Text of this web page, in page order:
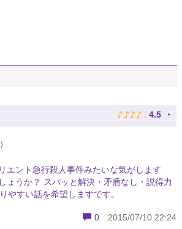
♪ ♪ ♪ ♪ ♪ 4.5
エント急行殺人事件みたいな気がします
ょうか？ スパッと解決・矛盾なし・説得力
やすい話を希望しますです。
0 2015/07/10 22:24